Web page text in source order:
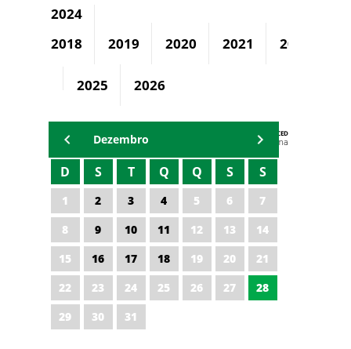
2024
2018
2019 2020 2021 2022
2025 2026
AGENDA DA CODED/CED
Vagna Lima
Dezembro
D S T Q Q S S
1 2 3 4 5 6
7
8
9 10 11 12 13
14
15
16 17 18 19 20
21
22
23 24 25 26 27
28
29
30 31